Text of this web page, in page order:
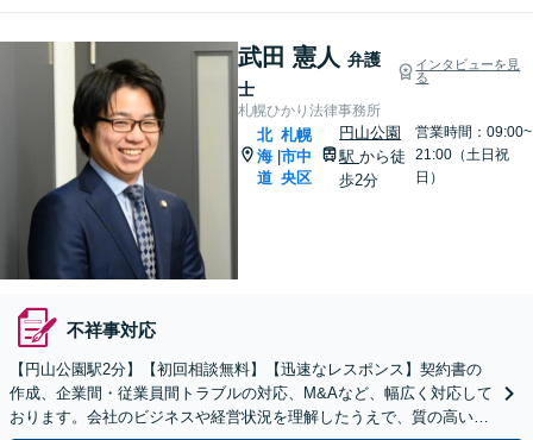
武田 憲人 弁護
士
インタビューを見
る
札幌ひかり法律事務所
北
海
道
札幌
市中
央区
円山公園
駅から徒
歩2分
営業時間：09:00~
21:00（土日祝
日）
不祥事対応
【円山公園駅2分】【初回相談無料】【迅速なレスポンス】契約書の
作成、企業間・従業員間トラブルの対応、M&Aなど、幅広く対応して
おります。会社のビジネスや経営状況を理解したうえで、質の高いリ